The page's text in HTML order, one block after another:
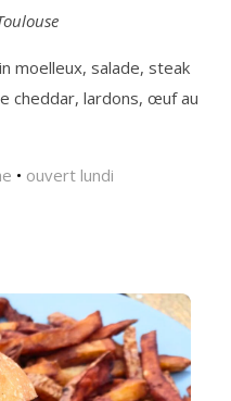
moelleux, salade, steak
cheddar, lardons, œuf au
• ouvert lundi